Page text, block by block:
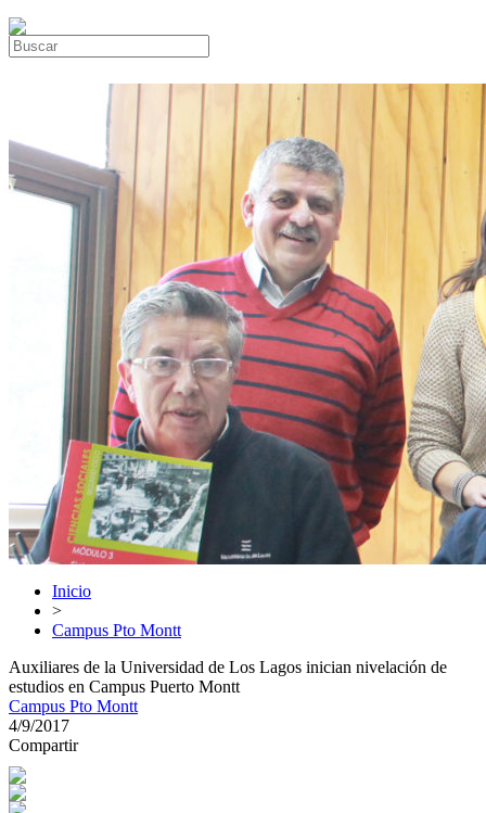
Inicio
>
Campus Pto Montt
Auxiliares de la Universidad de Los Lagos inician nivelación de
estudios en Campus Puerto Montt
Campus Pto Montt
4/9/2017
Compartir